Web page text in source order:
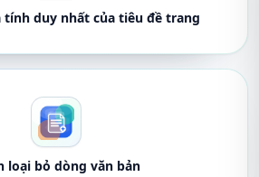
duy nhất của tiêu đề trang
loại bỏ dòng văn bản